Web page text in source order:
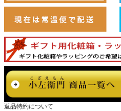
返品特約について